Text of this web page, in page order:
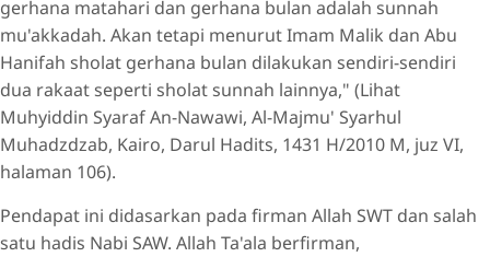
gerhana matahari dan gerhana bulan adalah sunnah
mu'akkadah. Akan tetapi menurut Imam Malik dan Abu
Hanifah sholat gerhana bulan dilakukan sendiri-sendiri
dua rakaat seperti sholat sunnah lainnya," (Lihat
Muhyiddin Syaraf An-Nawawi, Al-Majmu' Syarhul
Muhadzdzab, Kairo, Darul Hadits, 1431 H/2010 M, juz VI,
halaman 106).
Pendapat ini didasarkan pada firman Allah SWT dan salah
satu hadis Nabi SAW. Allah Ta'ala berfirman,